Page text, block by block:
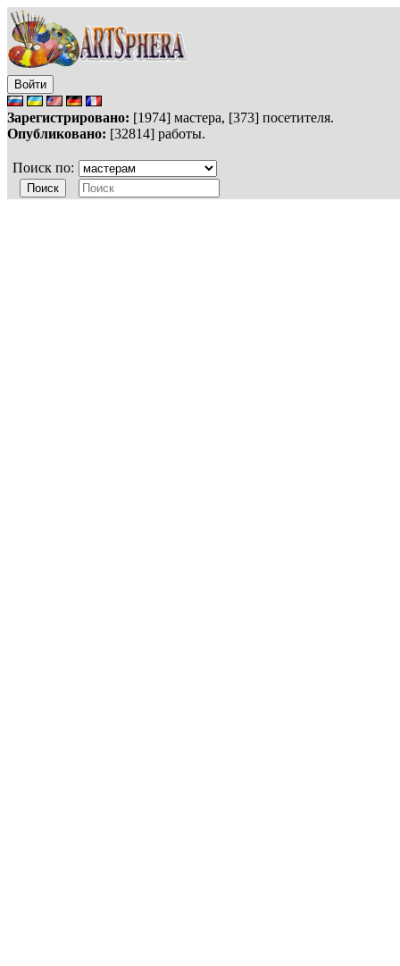
Войти
Зарегистрировано: [1974] мастера, [373] посетителя.
Опубликовано: [32814] работы.
Поиск по: